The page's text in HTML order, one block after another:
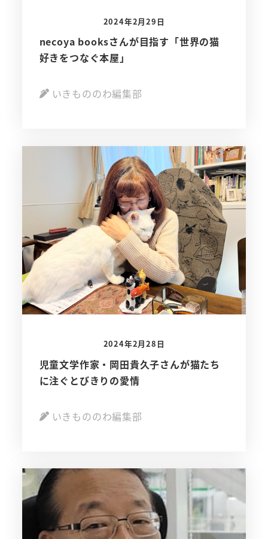
2024年2月29日
necoya booksさんが目指す「世界の猫
好きをつなぐ本屋」
いきもののわ編集部
2024年2月28日
児童文学作家・岡田貴久子さんが猫たち
に注ぐとびきりの愛情
いきもののわ編集部